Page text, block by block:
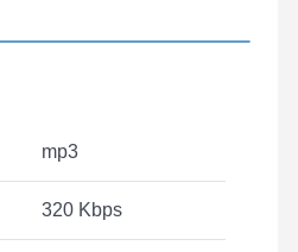
mp3
320 Kbps